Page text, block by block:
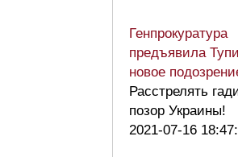
Генпрокуратура
предъявила
новое
Расстрелять
позор Украины!
2021-07-16